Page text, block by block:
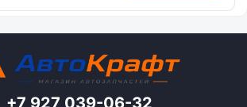
+7 927 039-06-32